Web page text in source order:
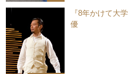
『8年かけて大
優